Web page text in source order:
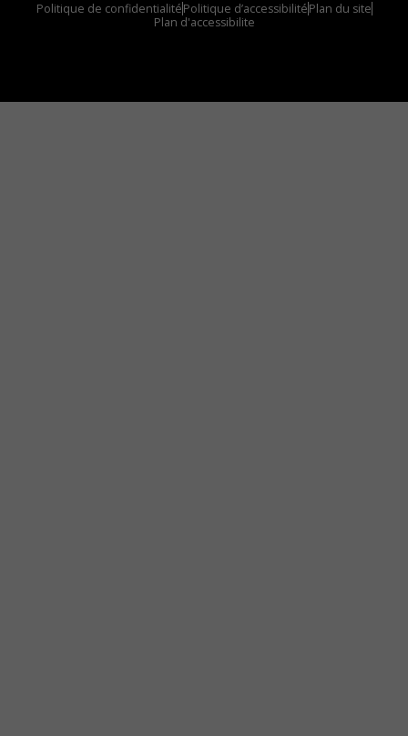
Politique de confidentialitéPolitique d’accessibilitéPlan du site
Plan d'accessibilite